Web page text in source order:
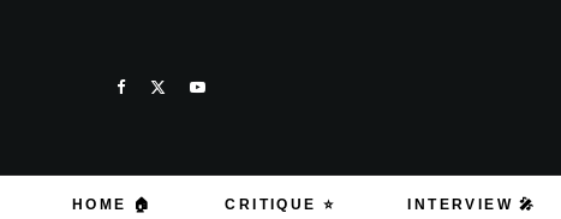
HOME 🏠 CRITIQUE ⭐ INTERVIEW 🎤